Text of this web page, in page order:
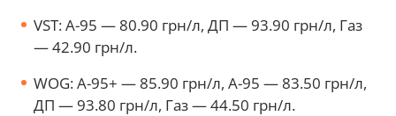
VST: А-95 — 80.90 грн/л, ДП — 93.90 грн/л, Газ
— 42.90 грн/л.
WOG: А-95+ — 85.90 грн/л, А-95 — 83.50 грн/л,
ДП — 93.80 грн/л, Газ — 44.50 грн/л.